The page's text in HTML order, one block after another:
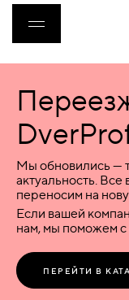
ДВЕРИ
ФУРНИТУРА
ВОРОТА
Мы обновились —
актуальность.
переносим на
Если вашей
нам, мы поможем
ПЕРЕЙТИ В